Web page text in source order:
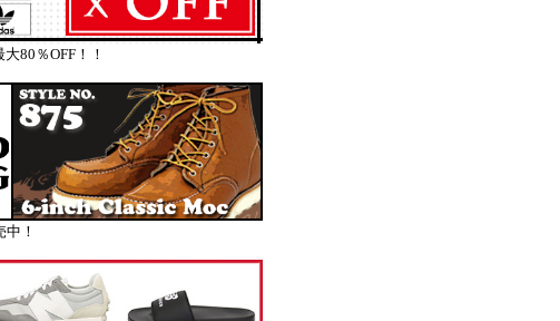
80％OFF！！
！